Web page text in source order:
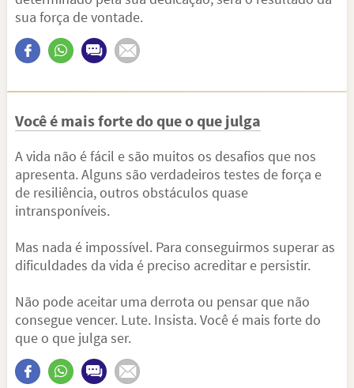
sua força de vontade.
Você é mais forte do que o que julga
A vida não é fácil e são muitos os desafios que nos
apresenta. Alguns são verdadeiros testes de força e
de resiliência, outros obstáculos quase
intransponíveis.
Mas nada é impossível. Para conseguirmos superar as
dificuldades da vida é preciso acreditar e persistir.
Não pode aceitar uma derrota ou pensar que não
consegue vencer. Lute. Insista. Você é mais forte do
que o que julga ser.